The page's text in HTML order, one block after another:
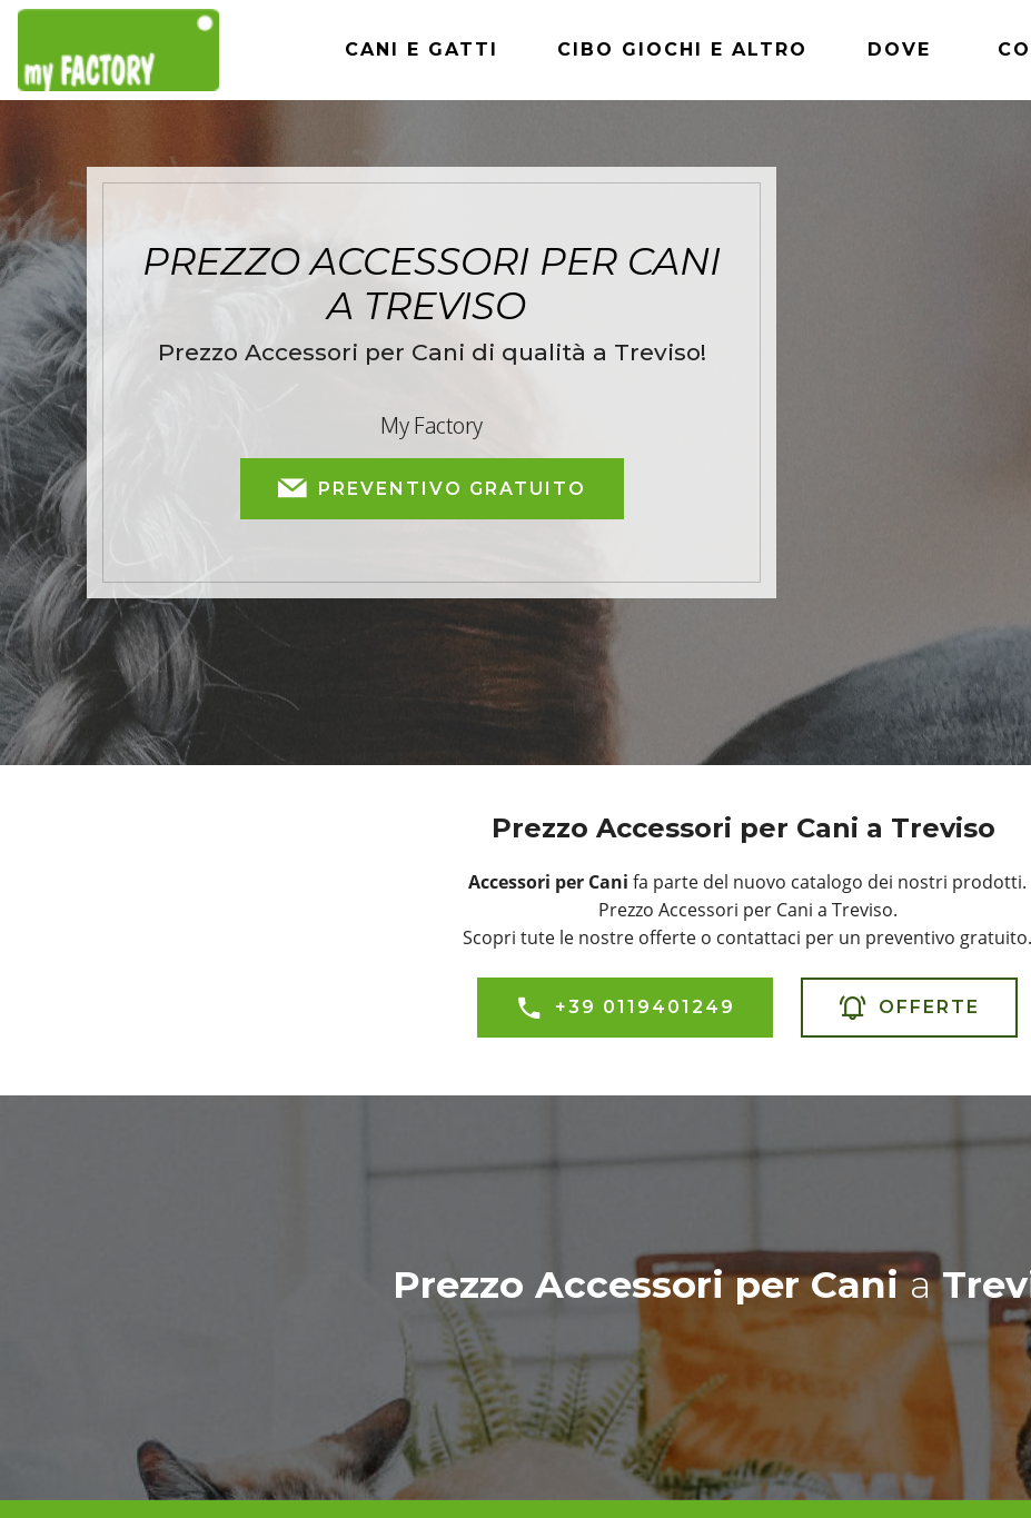
CANI E GATTI CIBO GIOCHI E ALTRO DOVE
PREZZO ACCESSORI PER CANI
A TREVISO
Prezzo Accessori per Cani di qualità a Treviso!
My Factory
PREVENTIVO GRATUITO
Prezzo Accessori per Cani a Treviso
Accessori per Cani fa parte del nuovo catalogo dei nostri prodotti.
Prezzo Accessori per Cani a Treviso.
Scopri tute le nostre offerte o contattaci per un preventivo gratuito.
+39 0119401249 OFFERTE
Prezzo Accessori per Cania